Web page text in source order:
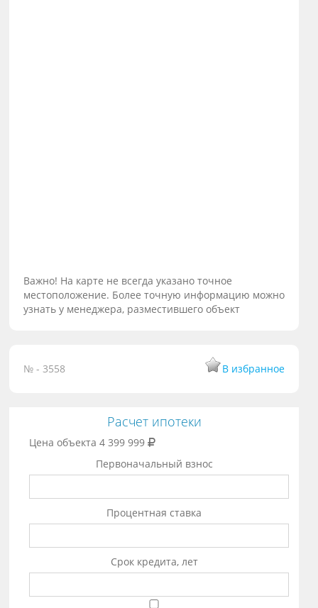
Важно! На карте не всегда указано точное
местоположение. Более точную информацию можно
узнать у менеджера, разместившего объект
№ - 3558 В избранное
Расчет ипотеки
Цена объекта 4 399 999
Первоначальный взнос
Процентная ставка
Срок кредита, лет